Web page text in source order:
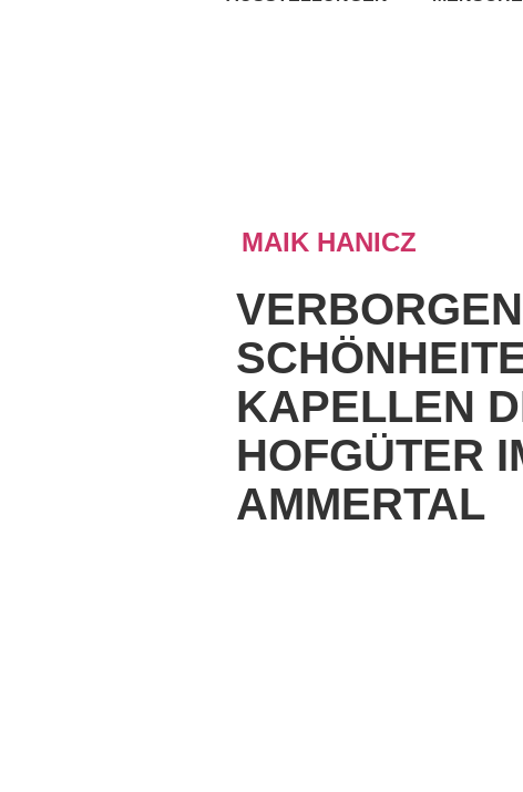
MAIK HANICZ
KAPELLEN
HOFGÜTER
AMMERTAL